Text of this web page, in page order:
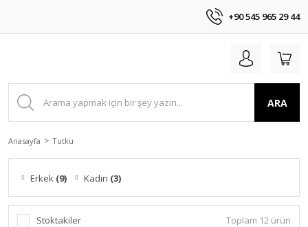
+90 545 965 29 44
ARA
Anasayfa Tutku
Erkek (9) Kadın (3)
Stoktakiler Toplam 12 ürün